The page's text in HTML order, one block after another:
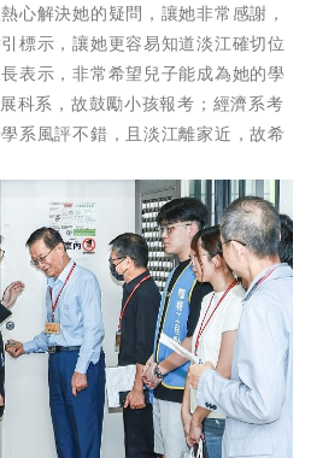
心解決她的疑問，讓她非常感謝，
標示，讓她更容易知道淡江確切位
表示，非常希望兒子能成為她的學
科系，故鼓勵小孩報考；經濟系考
系風評不錯，且淡江離家近，故希